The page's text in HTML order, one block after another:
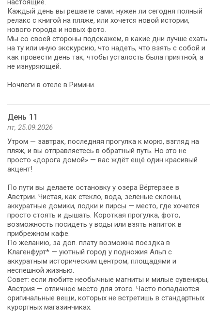
Каждый день вы решаете сами: нужен ли сегодня полный
релакс с книгой на пляже, или хочется новой истории,
нового города и новых фото.
Мы со своей стороны подскажем, в какие дни лучше ехать
на ту или иную экскурсию, что надеть, что взять с собой и
как провести день так, чтобы усталость была приятной, а
не изнуряющей.
Ночлеги в отеле в Римини.
День 11
пт, 25.09.2026
Утром — завтрак, последняя прогулка к морю, взгляд на
пляж, и вы отправляетесь в обратный путь. Но это не
просто «дорога домой» — вас ждёт ещё один красивый
акцент!
По пути вы делаете остановку у озера Вёртерзее в
Австрии. Чистая, как стекло, вода, зелёные склоны,
аккуратные домики, лодки и пирсы — место, где хочется
просто стоять и дышать. Короткая прогулка, фото,
возможность посидеть у воды или взять напиток в
прибрежном кафе.
По желанию, за доп. плату возможна поездка в
Клагенфурт* — уютный город у подножия Альп с
аккуратным историческим центром, площадями и
неспешной жизнью.
Совет: если любите необычные магниты и милые сувениры,
Австрия — отличное место для этого. Часто попадаются
оригинальные вещи, которых не встретишь в стандартных
курортных магазинчиках.